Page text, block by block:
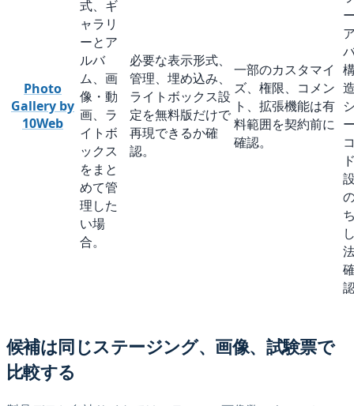
Photo
Gallery by
10Web
式、ギ
ャラリ
ーとア
ルバ
ム、画
像・動
画、ラ
イトボ
ックス
をまと
めて管
理した
い場
合。
必要な表示形式、
管理、埋め込み、
ライトボックス設
定を無料版だけで
再現できるか確
認。
一部のカスタマイ
ズ、権限、コメン
ト、拡張機能は有
料範囲を契約前に
確認。
候補は同じステージング、画像、試験票で
比較する